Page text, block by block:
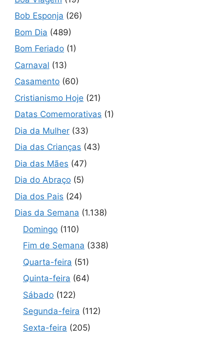
Bob Esponja (26)
Bom Dia (489)
Bom Feriado (1)
Carnaval (13)
Casamento (60)
Cristianismo Hoje (21)
Datas Comemorativas (1)
Dia da Mulher (33)
Dia das Crianças (43)
Dia das Mães (47)
Dia do Abraço (5)
Dia dos Pais (24)
Dias da Semana (1.138)
Domingo (110)
Fim de Semana (338)
Quarta-feira (51)
Quinta-feira (64)
Sábado (122)
Segunda-feira (112)
Sexta-feira (205)